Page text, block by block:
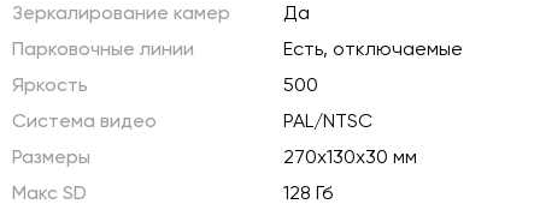
Зеркалирование камер
Да
Парковочные линии
Есть, отключаемые
Яркость
500
Система видео
PAL/NTSC
Размеры
270х130х30 мм
Макс SD
128 Гб